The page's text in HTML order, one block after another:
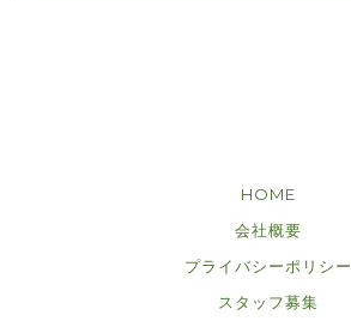
HOME
会社概要
プライバシーポリシー
スタッフ募集